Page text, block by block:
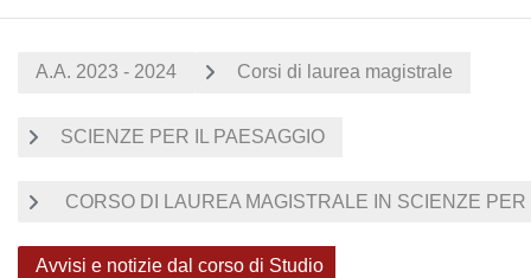
A.A. 2023 - 2024 Corsi di laurea magistrale
SCIENZE PER IL PAESAGGIO
CORSO DI LAUREA MAGISTRALE IN SCIENZE
Avvisi e notizie dal corso di Studio